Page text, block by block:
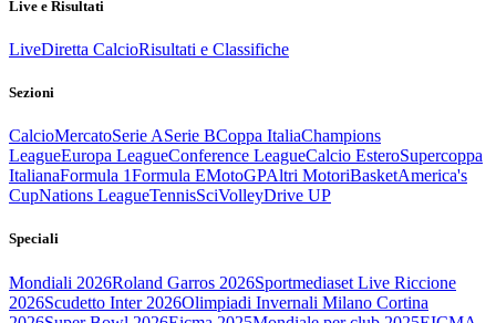
Live e Risultati
LiveDiretta CalcioRisultati e Classifiche
Sezioni
CalcioMercatoSerie ASerie BCoppa ItaliaChampions
LeagueEuropa LeagueConference LeagueCalcio EsteroSupercoppa
ItalianaFormula 1Formula EMotoGPAltri MotoriBasketAmerica's
CupNations LeagueTennisSciVolleyDrive UP
Speciali
Mondiali 2026Roland Garros 2026Sportmediaset Live Riccione
2026Scudetto Inter 2026Olimpiadi Invernali Milano Cortina